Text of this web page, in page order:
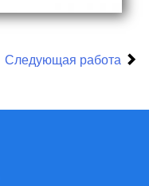
Следующая работа